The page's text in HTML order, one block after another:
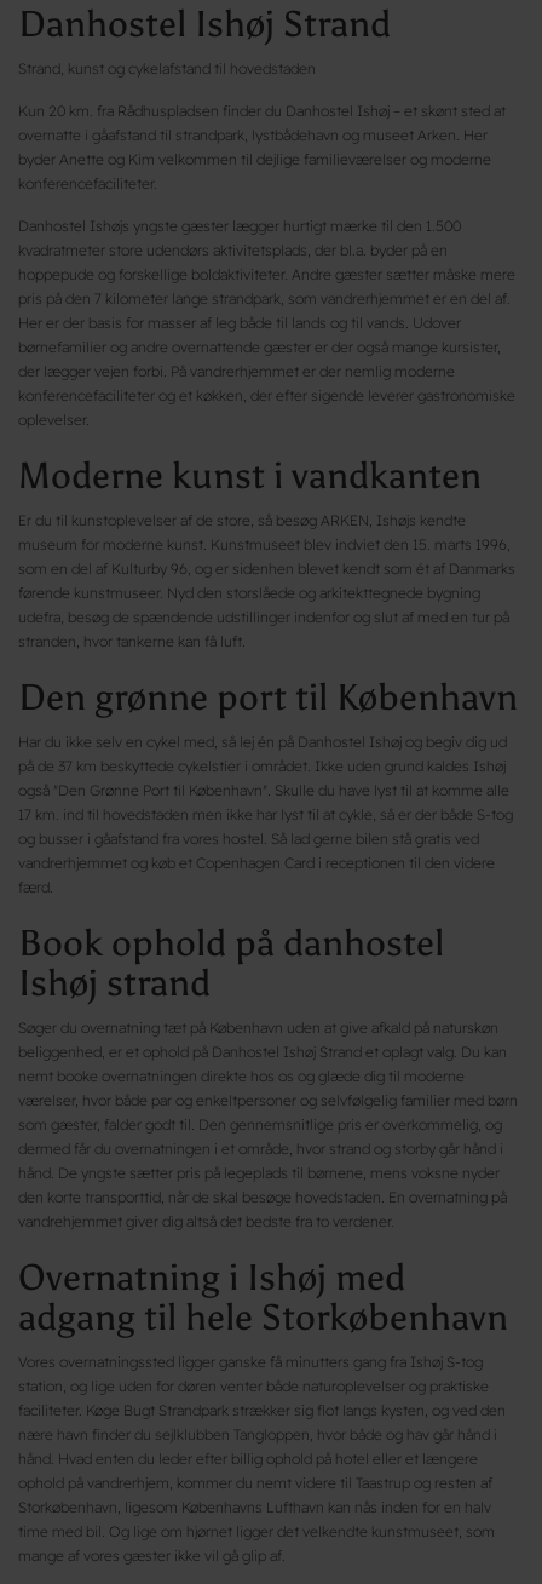
Danhostel Ishøj Strand
Strand, kunst og cykelafstand til hovedstaden
Kun 20 km. fra Rådhuspladsen finder du Danhostel Ishøj – et skønt sted at
overnatte i gåafstand til strandpark, lystbådehavn og museet Arken. Her
byder Anette og Kim velkommen til dejlige familieværelser og moderne
konferencefaciliteter.
Danhostel Ishøjs yngste gæster lægger hurtigt mærke til den 1.500
kvadratmeter store udendørs aktivitetsplads, der bl.a. byder på en
hoppepude og forskellige boldaktiviteter. Andre gæster sætter måske mere
pris på den 7 kilometer lange strandpark, som vandrerhjemmet er en del af.
Her er der basis for masser af leg både til lands og til vands. Udover
børnefamilier og andre overnattende gæster er der også mange kursister,
der lægger vejen forbi. På vandrerhjemmet er der nemlig moderne
konferencefaciliteter og et køkken, der efter sigende leverer gastronomiske
oplevelser.
Moderne kunst i vandkanten
Er du til kunstoplevelser af de store, så besøg ARKEN, Ishøjs kendte
museum for moderne kunst. Kunstmuseet blev indviet den 15. marts 1996,
som en del af Kulturby 96, og er sidenhen blevet kendt som ét af Danmarks
førende kunstmuseer. Nyd den storslåede og arkitekttegnede bygning
udefra, besøg de spændende udstillinger indenfor og slut af med en tur på
stranden, hvor tankerne kan få luft.
Den grønne port til København
Har du ikke selv en cykel med, så lej én på Danhostel Ishøj og begiv dig ud
på de 37 km beskyttede cykelstier i området. Ikke uden grund kaldes Ishøj
også "Den Grønne Port til København". Skulle du have lyst til at komme alle
17 km. ind til hovedstaden men ikke har lyst til at cykle, så er der både S-tog
og busser i gåafstand fra vores hostel. Så lad gerne bilen stå gratis ved
vandrerhjemmet og køb et Copenhagen Card i receptionen til den videre
færd.
Book ophold på danhostel
Ishøj strand
Søger du overnatning tæt på København uden at give afkald på naturskøn
beliggenhed, er et ophold på Danhostel Ishøj Strand et oplagt valg. Du kan
nemt booke overnatningen direkte hos os og glæde dig til moderne
værelser, hvor både par og enkeltpersoner og selvfølgelig familier med børn
som gæster, falder godt til. Den gennemsnitlige pris er overkommelig, og
dermed får du overnatningen i et område, hvor strand og storby går hånd i
hånd. De yngste sætter pris på legeplads til børnene, mens voksne nyder
den korte transporttid, når de skal besøge hovedstaden. En overnatning på
vandrehjemmet giver dig altså det bedste fra to verdener.
Overnatning i Ishøj med
adgang til hele Storkøbenhavn
Vores overnatningssted ligger ganske få minutters gang fra Ishøj S-tog
station, og lige uden for døren venter både naturoplevelser og praktiske
faciliteter. Køge Bugt Strandpark strækker sig flot langs kysten, og ved den
nære havn finder du sejlklubben Tangloppen, hvor både og hav går hånd i
hånd. Hvad enten du leder efter billig ophold på hotel eller et længere
ophold på vandrerhjem, kommer du nemt videre til Taastrup og resten af
Storkøbenhavn, ligesom Københavns Lufthavn kan nås inden for en halv
time med bil. Og lige om hjørnet ligger det velkendte kunstmuseet, som
mange af vores gæster ikke vil gå glip af.